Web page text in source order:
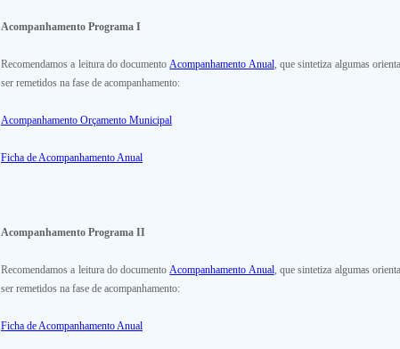
Acompanhamento Programa I
Recomendamos a leitura do documentoAcompanhamento Anual, que sintetiza algumas
ser remetidos na fase de acompanhamento:
Acompanhamento Orçamento Municipal
Ficha de Acompanhamento Anual
Acompanhamento Programa II
Recomendamos a leitura do documentoAcompanhamento Anual, que sintetiza algumas
ser remetidos na fase de acompanhamento:
Ficha de Acompanhamento Anual